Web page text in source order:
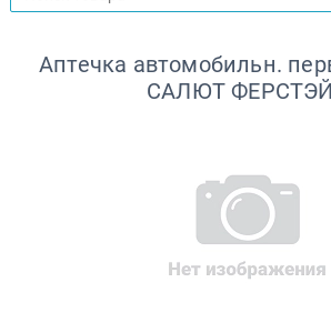
Аптечка автомобильн.
САЛЮТ